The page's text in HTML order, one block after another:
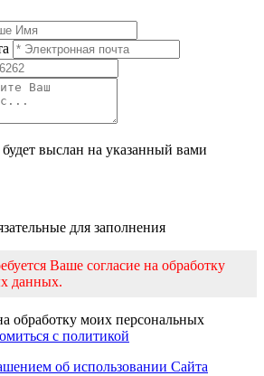
выслан на указанный вами
для заполнения
Ваше согласие на обработку
данных.
обработку моих персональных
с политикой
об использовании Сайта